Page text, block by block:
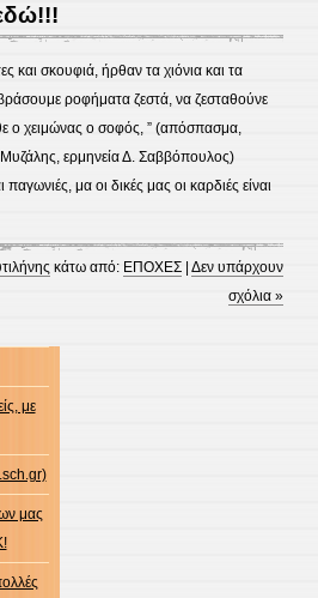
και σκουφιά, ήρθαν τα χιόνια και τα
ροφήματα ζεστά, να ζεσταθούνε
ο χειμώνας ο σοφός, ” (απόσπασμα,
Μυζάλης, ερμηνεία Δ. Σαββόπουλος)
μα οι δικές μας οι καρδιές είναι
κάτω από: ΕΠΟΧΕΣ |Δεν υπάρχουν
σχόλια »
με
μας